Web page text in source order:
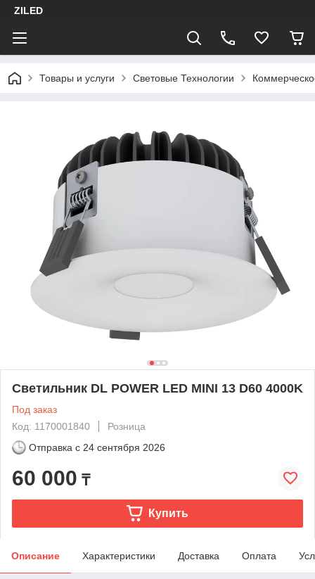
ZILED
Товары и услуги Световые Технологии
Светильник DL POWER LED MINI 13 D60 4000K
Под заказ
Код: 1170001840
Розница
Отправка с 24 сентября 2026
60 000 ₸
Купить
Описание Характеристики Доставка Оплата